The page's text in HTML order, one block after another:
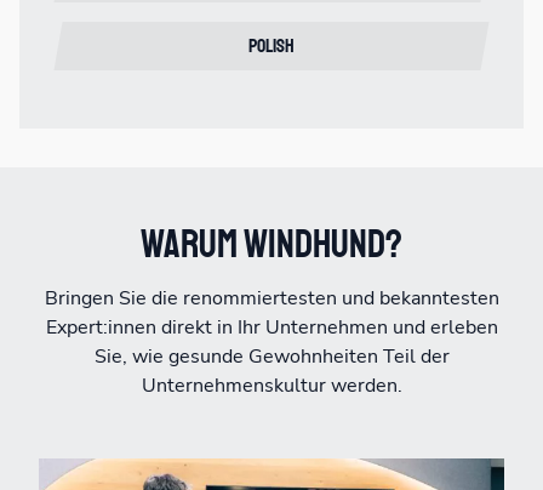
Polish
Warum Windhund?
Bringen Sie die renommiertesten und bekanntesten
Expert:innen direkt in Ihr Unternehmen und erleben
Sie, wie gesunde Gewohnheiten Teil der
Unternehmenskultur werden.